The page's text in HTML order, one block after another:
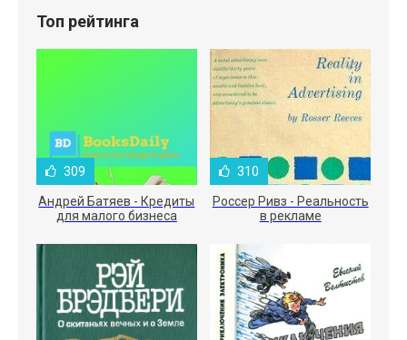
Топ рейтинга
309
Андрей Батяев - Кредиты
для малого бизнеса
310
Россер Ривз - Реальность
в рекламе